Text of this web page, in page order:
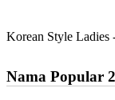
Korean Style Ladies
Nama Popular